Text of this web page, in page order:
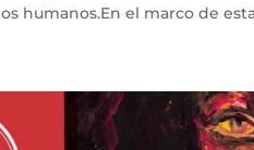
humanos.En el marco de